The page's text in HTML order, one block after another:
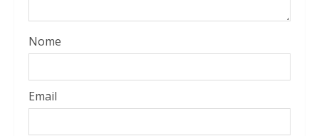
Nome
Email